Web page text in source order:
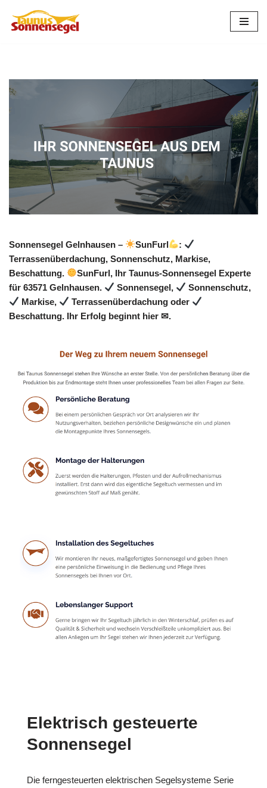
Zum
Sonnensegel Gelnhausen – SunFurl
:
Terrassenüberdachung, Sonnenschutz, Markise,
Beschattung.
SunFurl, Ihr Taunus-Sonnensegel Experte
für 63571 Gelnhausen.
Sonnensegel,
Sonnenschutz,
Markise,
Terrassenüberdachung oder
Beschattung. Ihr Erfolg beginnt hier ✉.
Elektrisch gesteuerte
Sonnensegel
Die ferngesteuerten elektrischen Segelsysteme Serie